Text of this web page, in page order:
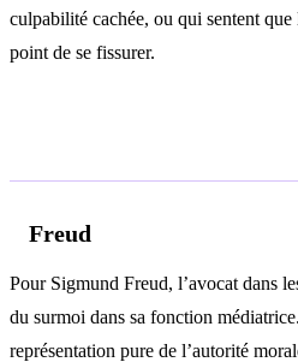
culpabilité cachée, ou qui sentent
point de se fissurer.
Freud
Pour Sigmund Freud, l’avocat dans
du surmoi dans sa fonction
représentation pure de l’autorité